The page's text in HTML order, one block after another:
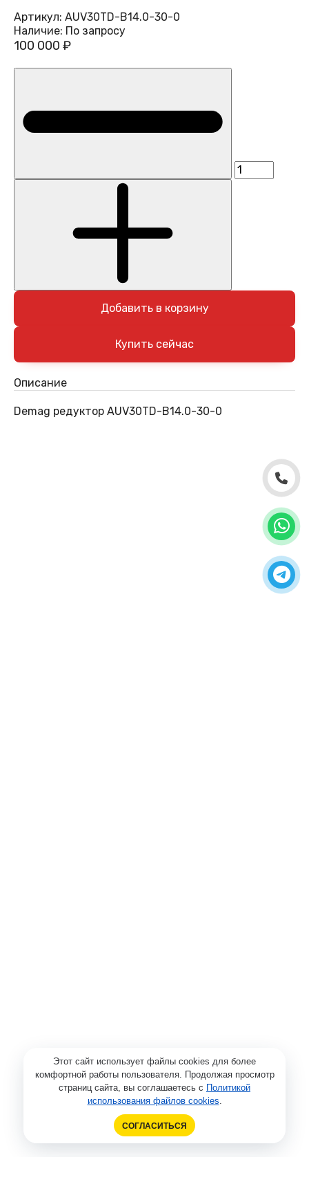
Артикул: AUV30TD-B14.0-30-0
Наличие: По запросу
100 000 ₽
Добавить в корзину
Описание
Demag редуктор AUV30TD-B14.0-30-0
Этот сайт использует файлы cookies для более
комфортной работы пользователя. Продолжая просмотр
страниц сайта, вы соглашаетесь с Политикой
использования файлов cookies.
СОГЛАСИТЬСЯ